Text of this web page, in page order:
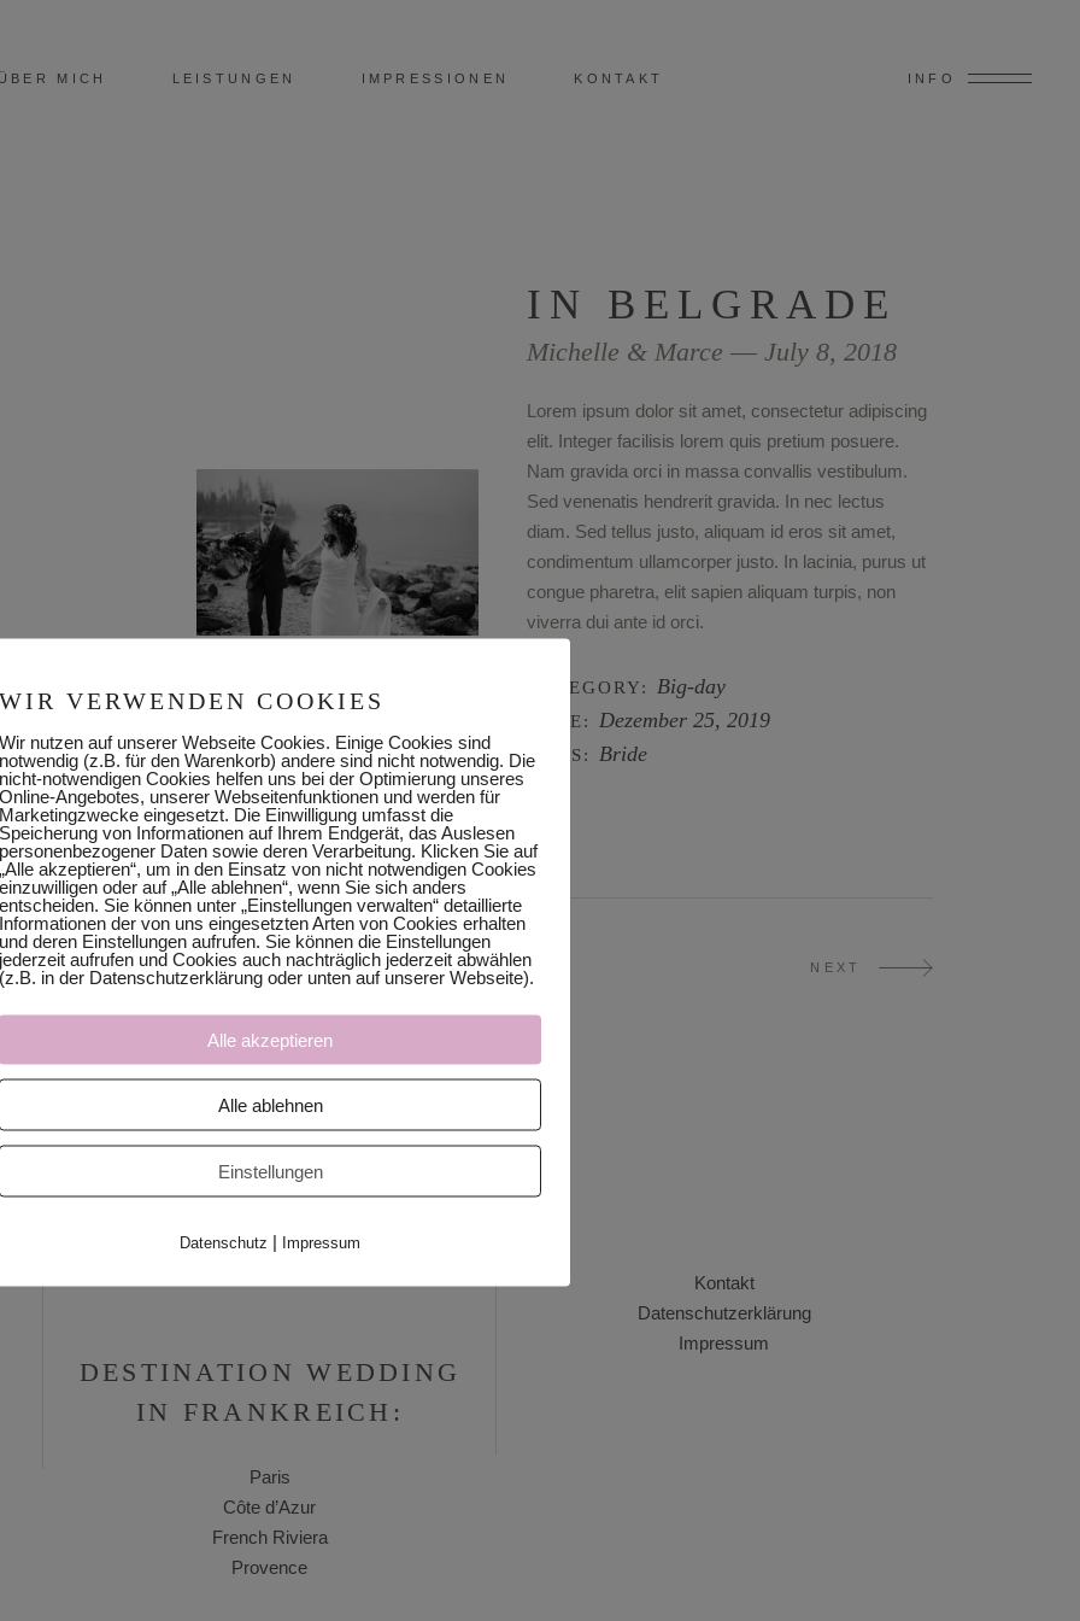
MICH LEISTUNGEN IMPRESSIONEN KONTAKT INFO
IN BELGRADE
Michelle & Marce ― July 8, 2018
Lorem ipsum dolor sit amet, consectetur adipiscing
elit. Integer facilisis lorem quis pretium posuere.
Nam gravida orci in massa convallis vestibulum.
Sed venenatis hendrerit gravida. In nec lectus
diam. Sed tellus justo, aliquam id eros sit amet,
condimentum ullamcorper justo. In lacinia, purus ut
congue pharetra, elit sapien aliquam turpis, non
viverra dui ante id orci.
CATEGORY: Big-day
DATE: Dezember 25, 2019
TAGS: Bride
NEXT
DESTINATION WEDDING
IN FRANKREICH:
Paris
Côte d’Azur
French Riviera
Provence
Kontakt
Datenschutzerklärung
Impressum
WIR VERWENDEN COOKIES
Wir nutzen auf unserer Webseite Cookies. Einige Cookies sind
notwendig (z.B. für den Warenkorb) andere sind nicht notwendig. Die
nicht-notwendigen Cookies helfen uns bei der Optimierung unseres
Online-Angebotes, unserer Webseitenfunktionen und werden für
Marketingzwecke eingesetzt. Die Einwilligung umfasst die
Speicherung von Informationen auf Ihrem Endgerät, das Auslesen
personenbezogener Daten sowie deren Verarbeitung. Klicken Sie auf
„Alle akzeptieren“, um in den Einsatz von nicht notwendigen Cookies
einzuwilligen oder auf „Alle ablehnen“, wenn Sie sich anders
entscheiden. Sie können unter „Einstellungen verwalten“ detaillierte
Informationen der von uns eingesetzten Arten von Cookies erhalten
und deren Einstellungen aufrufen. Sie können die Einstellungen
jederzeit aufrufen und Cookies auch nachträglich jederzeit abwählen
(z.B. in der Datenschutzerklärung oder unten auf unserer Webseite).
Alle akzeptieren
Alle ablehnen
Einstellungen
Datenschutz | Impressum